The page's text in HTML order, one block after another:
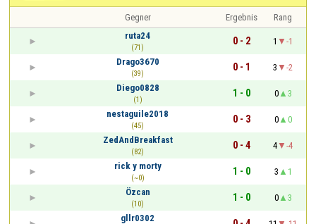
Gegner Ergebnis
Rang
ruta24
(71)
0 - 2 1
-1
Drago3670
(39)
0 - 1 3
-2
Diego0828
(1)
1 - 0 0
3
nestaguile2018
(45)
0 - 3 0
0
ZedAndBreakfast
(82)
0 - 4 4
-4
rick y morty
(~0)
1 - 0 3
1
Özcan
(10)
1 - 0 0
3
gllr0302